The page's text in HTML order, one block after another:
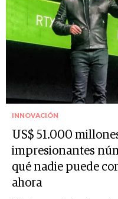
INNOVACIÓN
US$ 51.000
impresionantes
qué nadie puede
ahora